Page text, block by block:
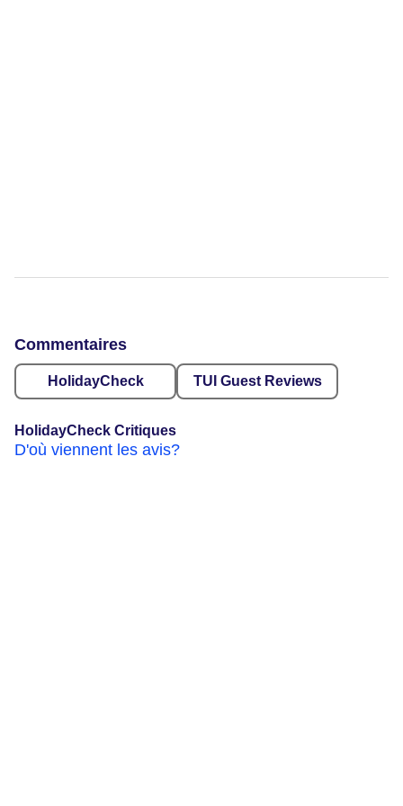
Commentaires
HolidayCheck TUI Guest Reviews
HolidayCheck Critiques
D'où viennent les avis?